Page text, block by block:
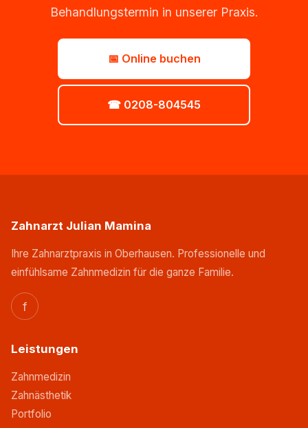
Behandlungstermin in unserer Praxis.
📅 Online buchen
☎ 0208-804545
Zahnarzt Julian Mamina
Ihre Zahnarztpraxis in Oberhausen. Professionelle und
einfühlsame Zahnmedizin für die ganze Familie.
f
Leistungen
Zahnmedizin
Zahnästhetik
Portfolio